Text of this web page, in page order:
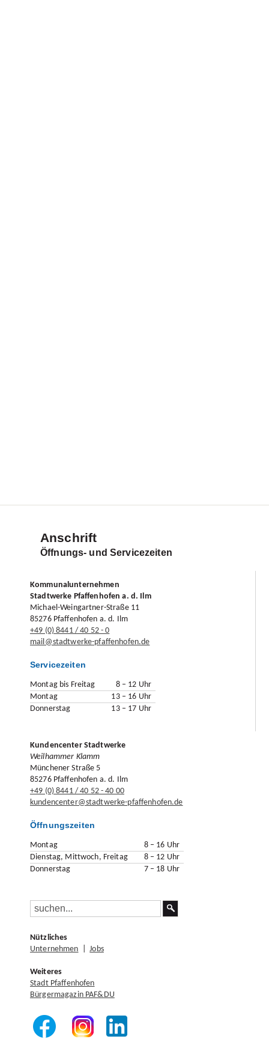
Anschrift
Öffnungs- und Servicezeiten
Kommunalunternehmen
Stadtwerke Pfaffenhofen a. d. Ilm
Michael-Weingartner-Straße 11
85276 Pfaffenhofen a. d. Ilm
+49 (0) 8441 / 40 52 - 0
mail@stadtwerke-pfaffenhofen.de
Servicezeiten
Montag bis Freitag
8 – 12 Uhr
Montag
13 – 16 Uhr
Donnerstag
13 – 17 Uhr
Kundencenter Stadtwerke
Weilhammer Klamm
Münchener Straße 5
85276 Pfaffenhofen a. d. Ilm
+49 (0) 8441 / 40 52 - 40 00
kundencenter@stadtwerke-pfaffenhofen.de
Öffnungszeiten
Montag
8 – 16 Uhr
Dienstag, Mittwoch, Freitag
8 – 12 Uhr
Donnerstag
7 – 18 Uhr
Nützliches
Unternehmen
Jobs
Weiteres
Stadt Pfaffenhofen
Bürgermagazin PAF&DU